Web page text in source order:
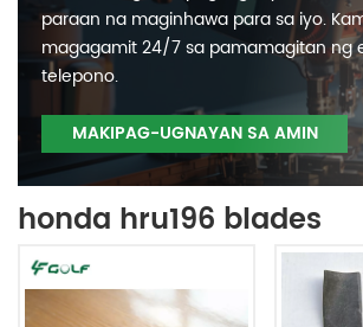
paraan na maginhawa para sa iyo.
magagamit 24/7 sa pamamagitan ng
telepono.
MAKIPAG-UGNAYAN SA AMIN
honda hru196 blades